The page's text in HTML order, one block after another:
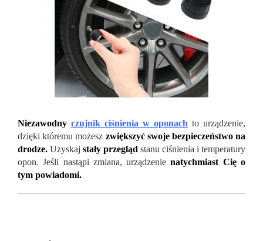
Niezawodny czujnik ciśnienia w oponach to urządzenie,
dzięki któremu możesz zwiększyć swoje bezpieczeństwo na
drodze. Uzyskaj stały przegląd stanu ciśnienia i temperatury
opon. Jeśli nastąpi zmiana, urządzenienatychmiast Cię o
tym powiadomi.